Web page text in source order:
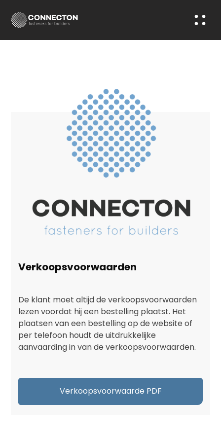
Verkoopsvoorwaarden
De klant moet altijd de verkoopsvoorwaarden
lezen voordat hij een bestelling plaatst. Het
plaatsen van een bestelling op de website of
per telefoon houdt de uitdrukkelijke
aanvaarding in van de verkoopsvoorwaarden.
Verkoopsvoorwaarde PDF